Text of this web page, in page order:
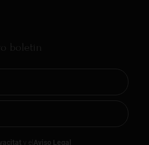
boletín
y el Aviso Legal